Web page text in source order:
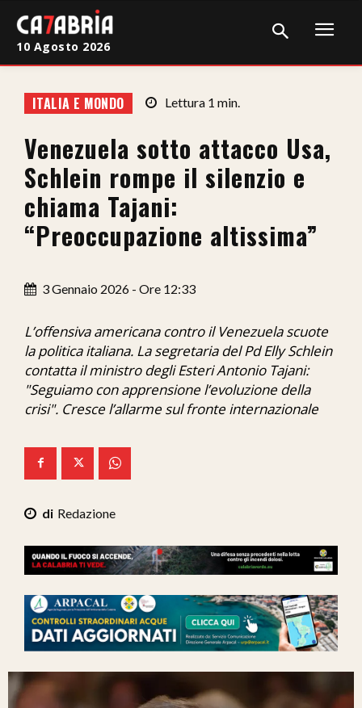
Cronaca
Giudiziaria
Politica
Sport
Sanità
Economia
Ita-Mondo
C7 Play
We Calabria
Mix Zone
10 Agosto 2026
ITALIA E MONDO Lettura 1 min.
Venezuela sotto attacco Usa,
Schlein rompe il silenzio e
chiama Tajani:
“Preoccupazione altissima”
3 Gennaio 2026 - Ore 12:33
L’offensiva americana contro il Venezuela scuote
la politica italiana. La segretaria del Pd Elly Schlein
contatta il ministro degli Esteri Antonio Tajani:
"Seguiamo con apprensione l’evoluzione della
crisi". Cresce l’allarme sul fronte internazionale
Redazione